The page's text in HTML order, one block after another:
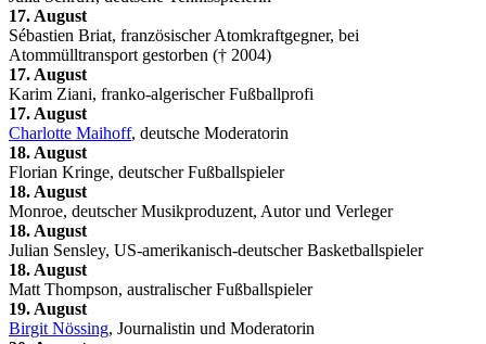
17. August
Sébastien Briat, französischer Atomkraftgegner, bei
Atommülltransport gestorben († 2004)
17. August
Karim Ziani, franko-algerischer Fußballprofi
17. August
Charlotte Maihoff, deutsche Moderatorin
18. August
Florian Kringe, deutscher Fußballspieler
18. August
Monroe, deutscher Musikproduzent, Autor und Verleger
18. August
Julian Sensley, US-amerikanisch-deutscher Basketballspieler
18. August
Matt Thompson, australischer Fußballspieler
19. August
Birgit Nössing, Journalistin und Moderatorin